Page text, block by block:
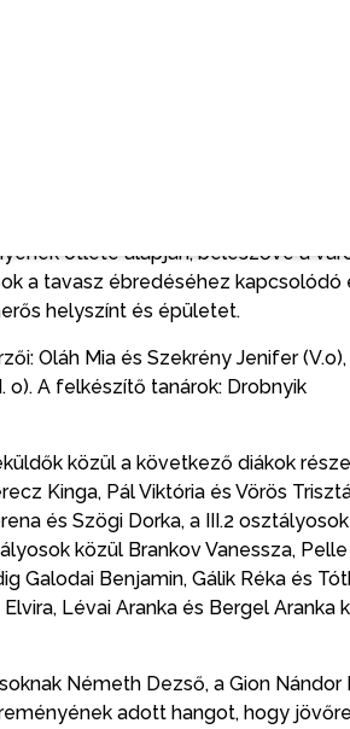
mi is igyekszünk évről évre
az itteni tájhoz, emberekhez,
negyedik alkalommal hirdettük
ötlete alapján, beleszőve a
a tavasz ébredéséhez
helyszínt és épületet.
Oláh Mia és Szekrény Jenifer
o). A felkészítő tanárok: Drobnyik
közül a következő diákok
Kinga, Pál Viktória és Vörös
és Szögi Dorka, a III.2
közül Brankov Vanessza,
Galodai Benjamin, Gálik Réka és
Lévai Aranka és Bergel Aranka
Németh Dezső, a Gion Nándor
adott hangot, hogy